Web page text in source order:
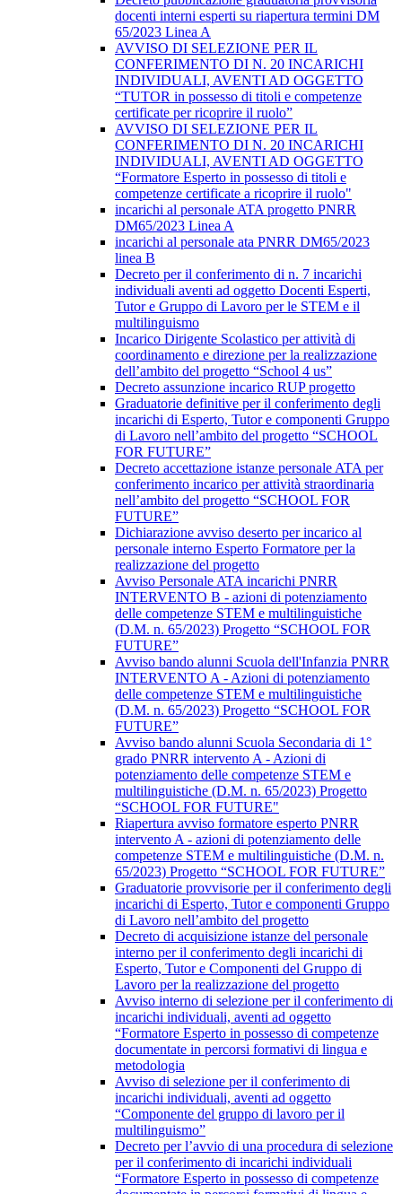
docenti interni esperti su riapertura termini DM
65/2023 Linea A
AVVISO DI SELEZIONE PER IL
CONFERIMENTO DI N. 20 INCARICHI
INDIVIDUALI, AVENTI AD OGGETTO
“TUTOR in possesso di titoli e competenze
certificate per ricoprire il ruolo”
AVVISO DI SELEZIONE PER IL
CONFERIMENTO DI N. 20 INCARICHI
INDIVIDUALI, AVENTI AD OGGETTO
“Formatore Esperto in possesso di titoli e
competenze certificate a ricoprire il ruolo"
incarichi al personale ATA progetto PNRR
DM65/2023 Linea A
incarichi al personale ata PNRR DM65/2023
linea B
Decreto per il conferimento di n. 7 incarichi
individuali aventi ad oggetto Docenti Esperti,
Tutor e Gruppo di Lavoro per le STEM e il
multilinguismo
Incarico Dirigente Scolastico per attività di
coordinamento e direzione per la realizzazione
dell’ambito del progetto “School 4 us”
Decreto assunzione incarico RUP progetto
Graduatorie definitive per il conferimento degli
incarichi di Esperto, Tutor e componenti Gruppo
di Lavoro nell’ambito del progetto “SCHOOL
FOR FUTURE”
Decreto accettazione istanze personale ATA per
conferimento incarico per attività straordinaria
nell’ambito del progetto “SCHOOL FOR
FUTURE”
Dichiarazione avviso deserto per incarico al
personale interno Esperto Formatore per la
realizzazione del progetto
Avviso Personale ATA incarichi PNRR
INTERVENTO B - azioni di potenziamento
delle competenze STEM e multilinguistiche
(D.M. n. 65/2023) Progetto “SCHOOL FOR
FUTURE”
Avviso bando alunni Scuola dell'Infanzia PNRR
INTERVENTO A - Azioni di potenziamento
delle competenze STEM e multilinguistiche
(D.M. n. 65/2023) Progetto “SCHOOL FOR
FUTURE”
Avviso bando alunni Scuola Secondaria di 1°
grado PNRR intervento A - Azioni di
potenziamento delle competenze STEM e
multilinguistiche (D.M. n. 65/2023) Progetto
“SCHOOL FOR FUTURE"
Riapertura avviso formatore esperto PNRR
intervento A - azioni di potenziamento delle
competenze STEM e multilinguistiche (D.M. n.
65/2023) Progetto “SCHOOL FOR FUTURE”
Graduatorie provvisorie per il conferimento degli
incarichi di Esperto, Tutor e componenti Gruppo
di Lavoro nell’ambito del progetto
Decreto di acquisizione istanze del personale
interno per il conferimento degli incarichi di
Esperto, Tutor e Componenti del Gruppo di
Lavoro per la realizzazione del progetto
Avviso interno di selezione per il conferimento di
incarichi individuali, aventi ad oggetto
“Formatore Esperto in possesso di competenze
documentate in percorsi formativi di lingua e
metodologia
Avviso di selezione per il conferimento di
incarichi individuali, aventi ad oggetto
“Componente del gruppo di lavoro per il
multilinguismo”
Decreto per l’avvio di una procedura di selezione
per il conferimento di incarichi individuali
“Formatore Esperto in possesso di competenze